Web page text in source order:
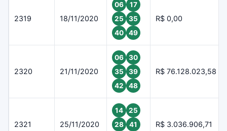
2319 18/11/2020
06
17
25
35
40
49
R$ 0,00
2320 21/11/2020
06
30
35
39
42
48
R$ 76.128.023,58
2321 25/11/2020
14
25
28
41
R$ 3.036.906,71